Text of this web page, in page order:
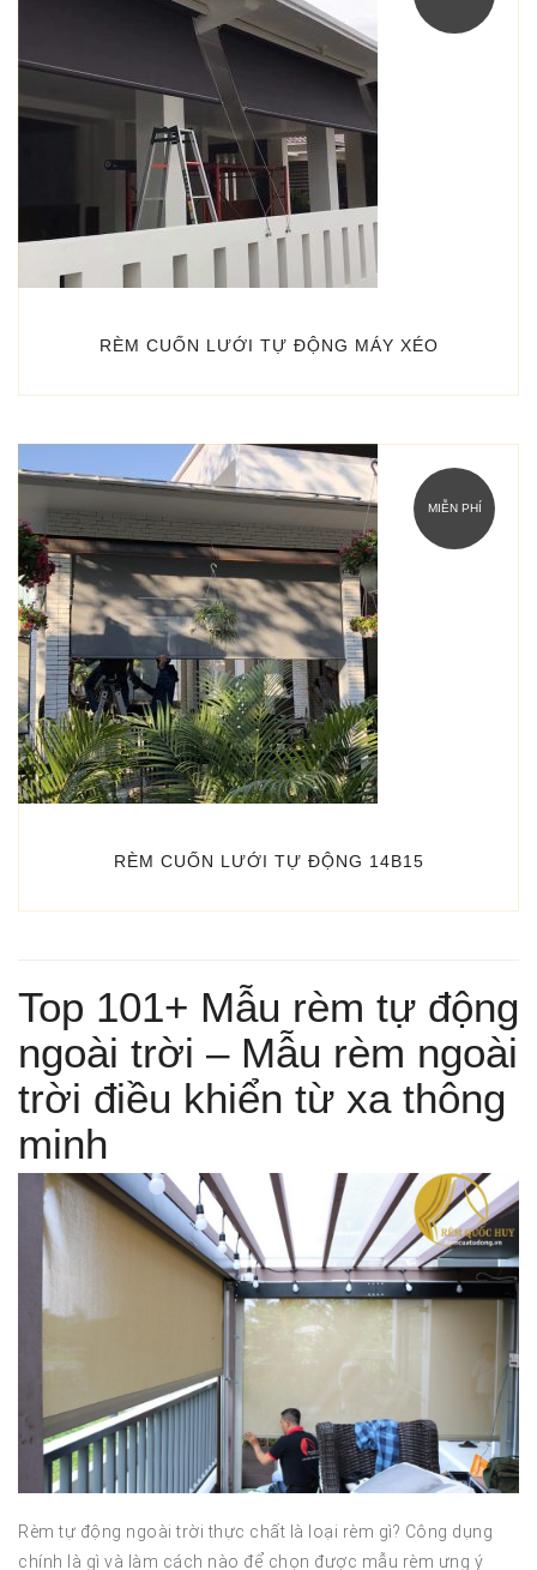
RÈM CUỐN LƯỚI TỰ ĐỘNG MÁY XÉO
MIỄN PHÍ
RÈM CUỐN LƯỚI TỰ ĐỘNG 14B15
Top 101+ Mẫu rèm tự động
ngoài trời – Mẫu rèm ngoài
trời điều khiển từ xa thông
minh
Rèm tự động ngoài trời thực chất là loại rèm gì? Công dụng
chính là gì và làm cách nào để chọn được mẫu rèm ưng ý